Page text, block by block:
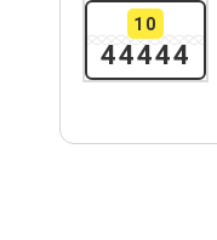
10
44444